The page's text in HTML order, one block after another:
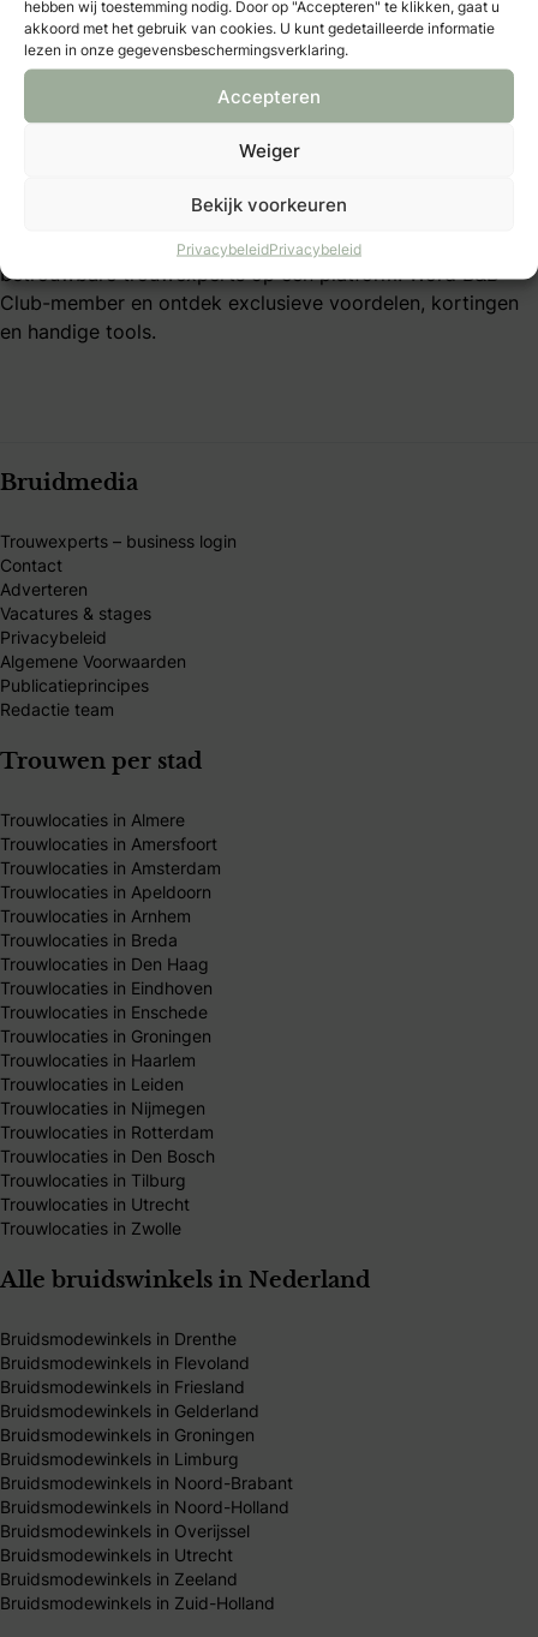
hebben wij toestemming nodig. Door op "Accepteren" te klikken, gaat u
akkoord met het gebruik van cookies. U kunt gedetailleerde informatie
lezen in onze gegevensbeschermingsverklaring.
Accepteren
Weiger
Bekijk voorkeuren
PrivacybeleidPrivacybeleid
B&B Club – inloggen
B&B Club – registreren
B&B Club – voordelen
Over Bruid & Bruidegom
Al 40 jaar dé plek voor bruidsparen die hun trouwdag
persoonlijk willen maken. Vind inspiratie, tips en
betrouwbare trouwexperts op één platform. Word B&B
Club-member en ontdek exclusieve voordelen, kortingen
en handige tools.
Bruidmedia
Trouwexperts – business login
Contact
Adverteren
Vacatures & stages
Privacybeleid
Algemene Voorwaarden
Publicatieprincipes
Redactie team
Trouwen per stad
Trouwlocaties in Almere
Trouwlocaties in Amersfoort
Trouwlocaties in Amsterdam
Trouwlocaties in Apeldoorn
Trouwlocaties in Arnhem
Trouwlocaties in Breda
Trouwlocaties in Den Haag
Trouwlocaties in Eindhoven
Trouwlocaties in Enschede
Trouwlocaties in Groningen
Trouwlocaties in Haarlem
Trouwlocaties in Leiden
Trouwlocaties in Nijmegen
Trouwlocaties in Rotterdam
Trouwlocaties in Den Bosch
Trouwlocaties in Tilburg
Trouwlocaties in Utrecht
Trouwlocaties in Zwolle
Alle bruidswinkels in Nederland
Bruidsmodewinkels in Drenthe
Bruidsmodewinkels in Flevoland
Bruidsmodewinkels in Friesland
Bruidsmodewinkels in Gelderland
Bruidsmodewinkels in Groningen
Bruidsmodewinkels in Limburg
Bruidsmodewinkels in Noord-Brabant
Bruidsmodewinkels in Noord-Holland
Bruidsmodewinkels in Overijssel
Bruidsmodewinkels in Utrecht
Bruidsmodewinkels in Zeeland
Bruidsmodewinkels in Zuid-Holland